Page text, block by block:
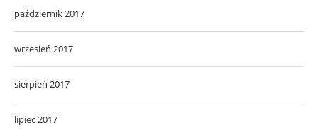
październik 2017
wrzesień 2017
sierpień 2017
lipiec 2017